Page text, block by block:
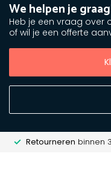
We helpen je
Heb je een vraag over
of wil je een offerte
Retourneren binnen